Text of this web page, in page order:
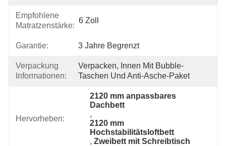
Empfohlene
Matratzenstärke:
6 Zoll
Garantie: 3 Jahre Begrenzt
Verpackung
Informationen:
Verpacken, Innen Mit Bubble-
Taschen Und Anti-Asche-Paket
Hervorheben:
2120 mm anpassbares
Dachbett
,
2120 mm
Hochstabilitätsloftbett
, Zweibett mit Schreibtisch